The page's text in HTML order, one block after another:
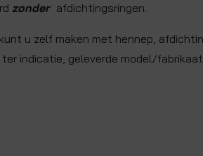
zonder afdichtingsringen.
u zelf maken met hennep,
ter indicatie, geleverde model/